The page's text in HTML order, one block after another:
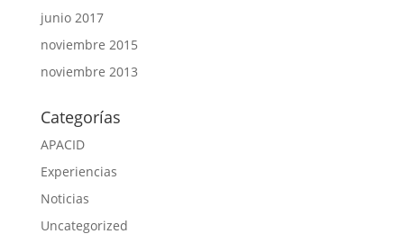
junio 2017
noviembre 2015
noviembre 2013
Categorías
APACID
Experiencias
Noticias
Uncategorized